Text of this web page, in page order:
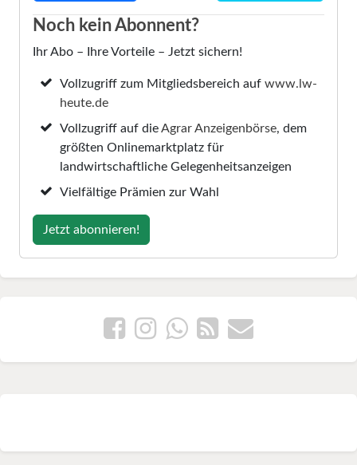
Noch kein Abonnent?
Ihr Abo – Ihre Vorteile – Jetzt sichern!
Vollzugriff zum Mitgliedsbereich aufwww.lw-
heute.de
Vollzugriff auf dieAgrar Anzeigenbörse, dem
größten Onlinemarktplatz für
landwirtschaftliche Gelegenheitsanzeigen
Vielfältige Prämien zur Wahl
Jetzt abonnieren!